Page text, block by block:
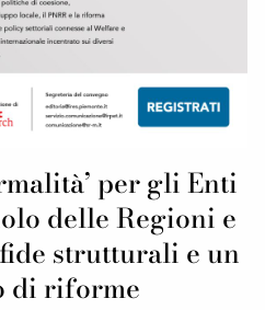
per gli Enti
delle Regioni e
strutturali e un
di riforme